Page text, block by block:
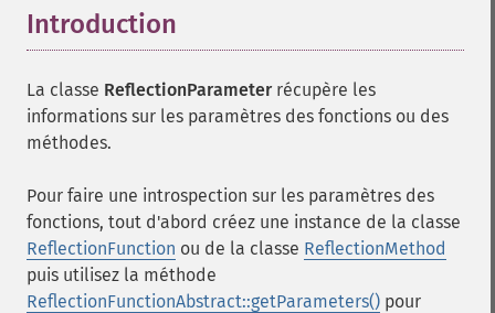
Introduction
La classe ReflectionParameterrécupère les
informations sur les paramètres des fonctions ou des
méthodes.
Pour faire une introspection sur les paramètres des
fonctions, tout d'abord créez une instance de la classe
ReflectionFunction ou de la classe ReflectionMethod
puis utilisez la méthode
ReflectionFunctionAbstract::getParameters() pour